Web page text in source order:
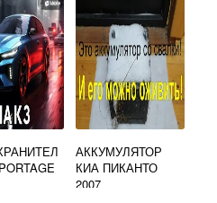
АККУМУЛЯТОР
КИА ПИКАНТО
2007